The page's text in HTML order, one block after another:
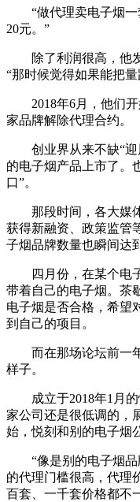
“做代理卖电子烟
20元。”
除了利润很高，他
“那时候觉得如果能把
2018年6月，他们
家品牌解除代理合约。
创业界从来不缺“
的电子烟产品上市了。
口”。
那段时间，各大媒
获得新融资、政策监管
子烟品牌数量也瞬间达
四月份，在某个电
带着自己的电子烟。茶
电子烟是否合格，希望
到自己的项目。
而在那场论坛前一
样子。
成立于2018年1月
家公司还是很低调的，
始，悦刻和别的电子烟
“像是别的电子烟
的代理门槛很高，代理
百套、一千套价格都不